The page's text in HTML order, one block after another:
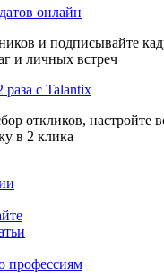
онлайн
и подписывайте
и личных встреч
раза с Talantix
откликов, настройте
в 2 клика
профессиям